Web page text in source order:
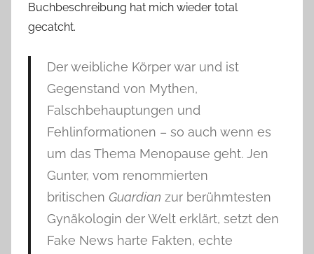
Buchbeschreibung hat mich wieder total
gecatcht.
Der weibliche Körper war und ist
Gegenstand von Mythen,
Falschbehauptungen und
Fehlinformationen – so auch wenn es
um das Thema Menopause geht. Jen
Gunter, vom renommierten
britischen Guardian zur berühmtesten
Gynäkologin der Welt erklärt, setzt den
Fake News harte Fakten, echte